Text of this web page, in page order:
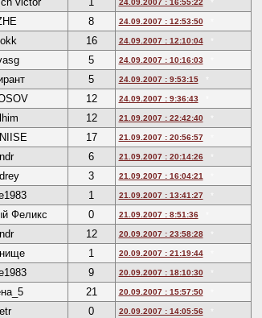
24.09.2007 : 16:55:22
8 24.09.2007 : 12:53:50
16 24.09.2007 : 12:10:04
5 24.09.2007 : 10:16:03
5 24.09.2007 : 9:53:15
12 24.09.2007 : 9:36:43
12 21.09.2007 : 22:42:40
17 21.09.2007 : 20:56:57
6 21.09.2007 : 20:14:26
3 21.09.2007 : 16:04:21
1 21.09.2007 : 13:41:27
Феликс 0 21.09.2007 : 8:51:36
12 20.09.2007 : 23:58:28
1 20.09.2007 : 21:19:44
9 20.09.2007 : 18:10:30
21 20.09.2007 : 15:57:50
0 20.09.2007 : 14:05:56